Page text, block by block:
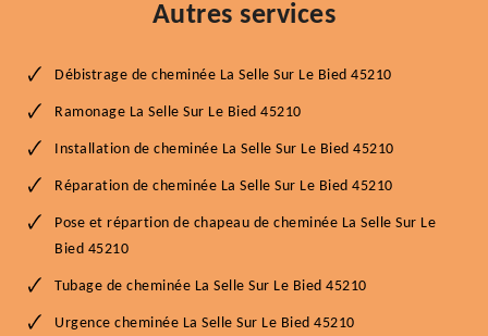
Autres services
Débistrage de cheminée La Selle Sur Le Bied 45210
Ramonage La Selle Sur Le Bied 45210
Installation de cheminée La Selle Sur Le Bied 45210
Réparation de cheminée La Selle Sur Le Bied 45210
Pose et répartion de chapeau de cheminée La Selle Sur Le
Bied 45210
Tubage de cheminée La Selle Sur Le Bied 45210
Urgence cheminée La Selle Sur Le Bied 45210